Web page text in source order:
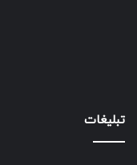
تبلیغات